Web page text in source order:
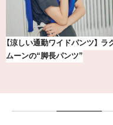
【銀座かねまつ】おしゃれ＆快
黒スニーカー4選